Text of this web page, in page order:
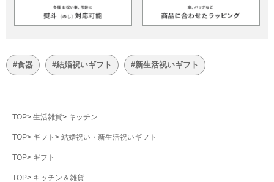
#食器 #結婚祝いギフト #新生活祝いギフト
TOP 生活雑貨 キッチン
TOP ギフト 結婚祝い・新生活祝いギフト
TOP ギフト
TOP キッチン＆雑貨